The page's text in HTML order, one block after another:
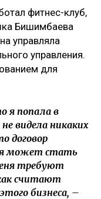
фитнес-клуб,
Бишимбаева
управляла
управления.
для
я попала в
видела никаких
договор
может стать
требуют
считают
бизнеса, –